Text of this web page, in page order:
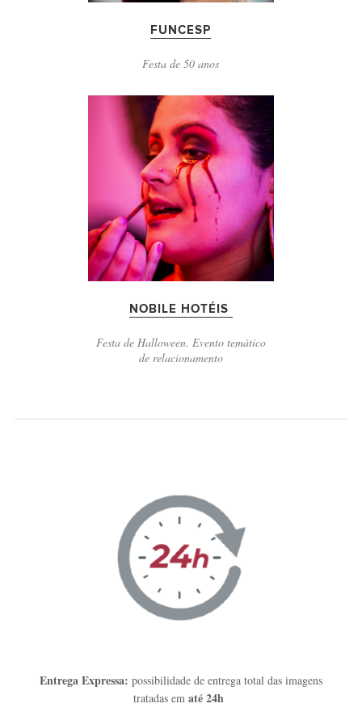
FUNCESP
Festa de 50 anos
NOBILE HOTÉIS
Festa de Halloween. Evento temático
de relacionamento
Entrega Expressa: possibilidade de entrega total das imagens
tratadas ematé 24h